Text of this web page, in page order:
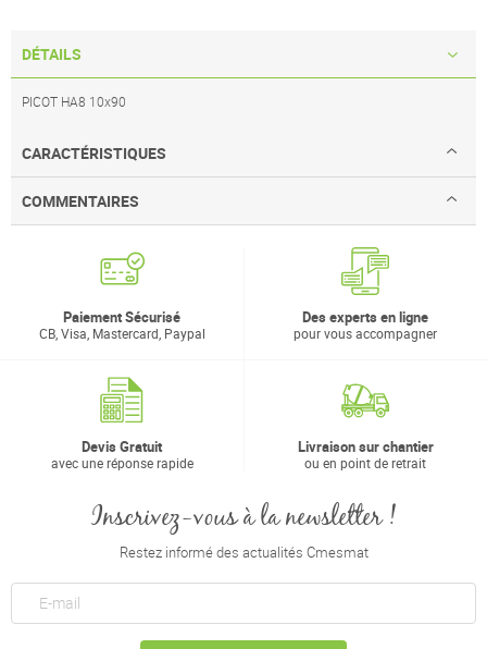
DÉTAILS
PICOT HA8 10x90
CARACTÉRISTIQUES
COMMENTAIRES
Paiement Sécurisé
CB, Visa, Mastercard, Paypal
Des experts en ligne
pour vous accompagner
Devis Gratuit
avec une réponse rapide
Livraison sur chantier
ou en point de retrait
Inscrivez-vous à la newsletter !
Restez informé des actualités Cmesmat